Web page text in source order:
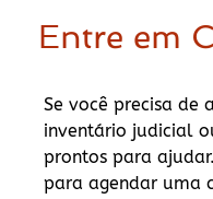
Entre em
Se você precisa de
inventário judicial
prontos para
para agendar uma